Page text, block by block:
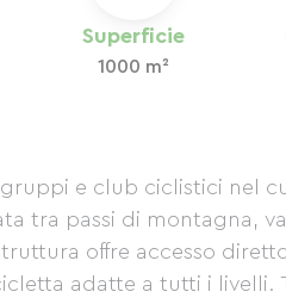
Superficie
1000 m²
e club ciclistici nel
tra passi di montagna,
offre accesso
adatte a tutti i